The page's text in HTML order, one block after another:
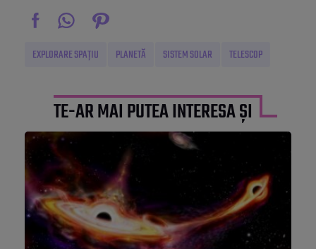
EXPLORARE SPAȚIU PLANETĂ SISTEM SOLAR TELESCOP
TE-AR MAI PUTEA INTERESA ȘI